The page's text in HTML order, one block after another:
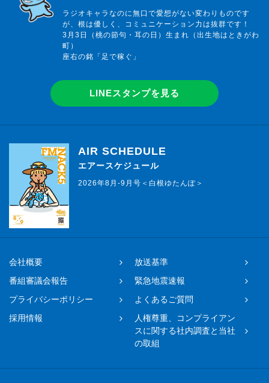
ラジオキャラなのに無口で愛想がない変わりものです
が、根は優しく、コミュニケーション力は抜群です！
3月3日（桃の節句・耳の日）生まれ（出生地はときがわ
町）
座右の銘「足で稼ぐ」
LINEスタンプを見る
AIR SCHEDULE
エアースケジュール
2026年8月-9月号＜白根ゆたんぽ＞
会社概要
放送基準
番組審議会報告
緊急地震速報
プライバシーポリシー
よくあるご質問
採用情報
人権尊重、コンプライアン
スに関する社内調査と当社
の取組